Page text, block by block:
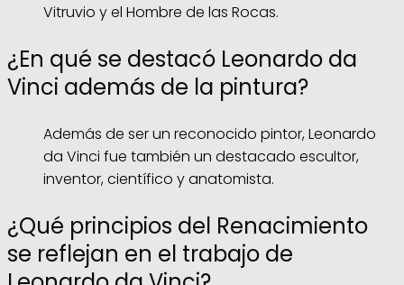
Vitruvio y el Hombre de las Rocas.
¿En qué se destacó Leonardo da
Vinci además de la pintura?
Además de ser un reconocido pintor, Leonardo
da Vinci fue también un destacado escultor,
inventor, científico y anatomista.
¿Qué principios del Renacimiento
se reflejan en el trabajo de